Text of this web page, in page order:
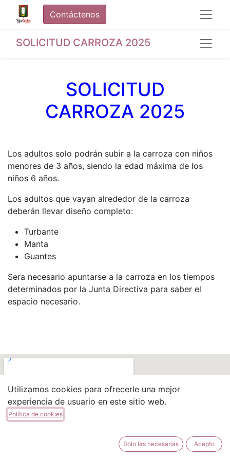
Contáctenos
SOLICITUD CARROZA 2025
SOLICITUD
CARROZA 2025
Los adultos solo podrán subir a la carroza con niños
menores de 3 años, siendo la edad máxima de los
niños 6 años.
Los adultos que vayan alrededor de la carroza
deberán llevar diseño completo:
Turbante
Manta
Guantes
Sera necesario apuntarse a la carroza en los tiempos
determinados por la Junta Directiva para saber el
espacio necesario.
Utilizamos cookies para ofrecerle una mejor
experiencia de usuario en este sitio web.
Política de cookies
Solo las necesarias Acepto